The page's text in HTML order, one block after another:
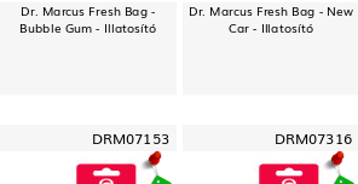
Dr. Marcus Fresh Bag -
Bubble Gum - Illatosító
Dr. Marcus Fresh Bag - New
Car - Illatosító
DRM07153 DRM07316